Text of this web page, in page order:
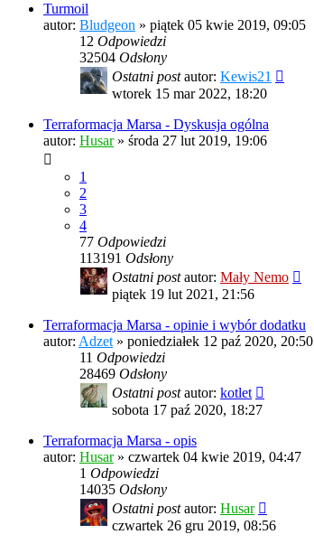
Turmoil
autor: Bludgeon » piątek 05 kwie 2019, 09:05
12 Odpowiedzi
32504 Odsłony
Ostatni postautor: Kewis21
wtorek 15 mar 2022, 18:20
Terraformacja Marsa - Dyskusja ogólna
autor: Husar» środa 27 lut 2019, 19:06
1
2
3
4
77 Odpowiedzi
113191 Odsłony
Ostatni postautor: Mały Nemo
piątek 19 lut 2021, 21:56
Terraformacja Marsa - opinie i wybór dodatku
autor: Adzet» poniedziałek 12 paź 2020, 20:50
11 Odpowiedzi
28469 Odsłony
Ostatni postautor: kotlet
sobota 17 paź 2020, 18:27
Terraformacja Marsa - opis
autor: Husar» czwartek 04 kwie 2019, 04:47
1 Odpowiedzi
14035 Odsłony
Ostatni postautor: Husar
czwartek 26 gru 2019, 08:56